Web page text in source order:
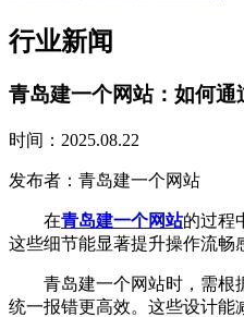
行业新闻
青岛建一个网站：如何
时间：2025.08.22
发布者：青岛建一个网站
在青岛建一个网站的过程
这些细节能显著提升操作流畅
青岛建一个网站时，需根据
统一报错更高效。这些设计能